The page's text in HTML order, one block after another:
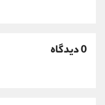
0 دیدگاه